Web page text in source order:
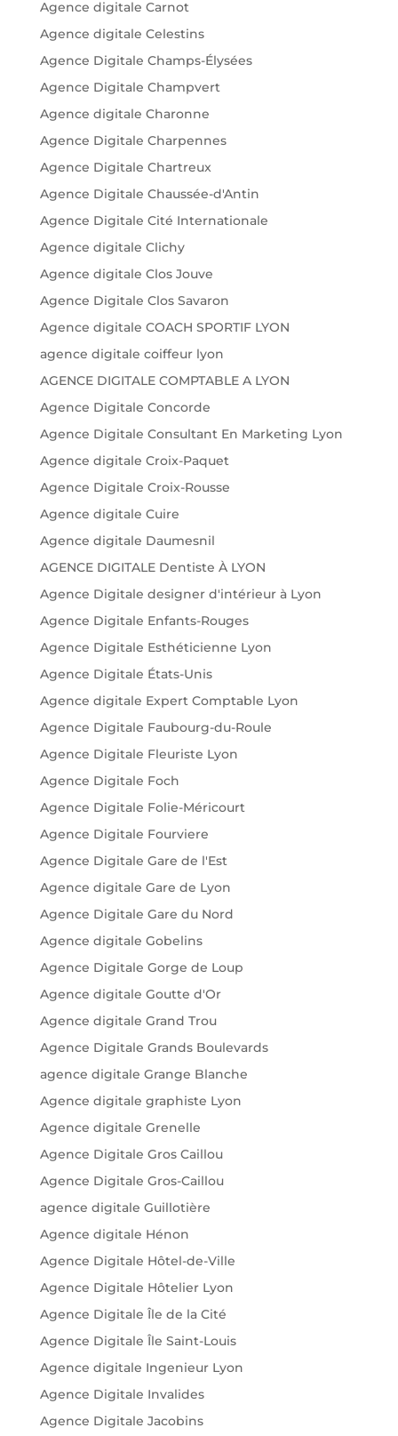
Agence digitale Carnot
Agence digitale Celestins
Agence Digitale Champs-Élysées
Agence Digitale Champvert
Agence digitale Charonne
Agence Digitale Charpennes
Agence Digitale Chartreux
Agence Digitale Chaussée-d'Antin
Agence Digitale Cité Internationale
Agence digitale Clichy
Agence digitale Clos Jouve
Agence Digitale Clos Savaron
Agence digitale COACH SPORTIF LYON
agence digitale coiffeur lyon
AGENCE DIGITALE COMPTABLE A LYON
Agence Digitale Concorde
Agence Digitale Consultant En Marketing Lyon
Agence digitale Croix-Paquet
Agence Digitale Croix-Rousse
Agence digitale Cuire
Agence digitale Daumesnil
AGENCE DIGITALE Dentiste À LYON
Agence Digitale designer d'intérieur à Lyon
Agence Digitale Enfants-Rouges
Agence Digitale Esthéticienne Lyon
Agence Digitale États-Unis
Agence digitale Expert Comptable Lyon
Agence Digitale Faubourg-du-Roule
Agence Digitale Fleuriste Lyon
Agence Digitale Foch
Agence Digitale Folie-Méricourt
Agence Digitale Fourviere
Agence Digitale Gare de l'Est
Agence digitale Gare de Lyon
Agence Digitale Gare du Nord
Agence digitale Gobelins
Agence Digitale Gorge de Loup
Agence digitale Goutte d'Or
Agence digitale Grand Trou
Agence Digitale Grands Boulevards
agence digitale Grange Blanche
Agence digitale graphiste Lyon
Agence digitale Grenelle
Agence Digitale Gros Caillou
Agence Digitale Gros-Caillou
agence digitale Guillotière
Agence digitale Hénon
Agence Digitale Hôtel-de-Ville
Agence Digitale Hôtelier Lyon
Agence Digitale Île de la Cité
Agence Digitale Île Saint-Louis
Agence digitale Ingenieur Lyon
Agence Digitale Invalides
Agence Digitale Jacobins